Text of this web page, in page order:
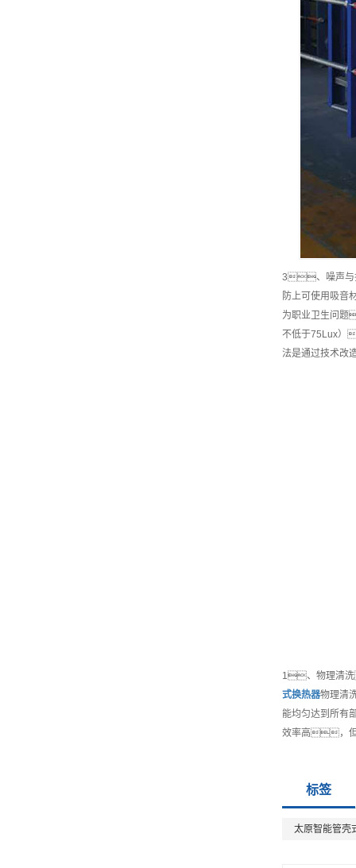
3、噪声与
防上可使用吸
为职业卫生问
不低于75Lux
法是通过技术
1、物理清
式换热器物理清
能均匀达到所
效率高，
标签
太原智能管壳